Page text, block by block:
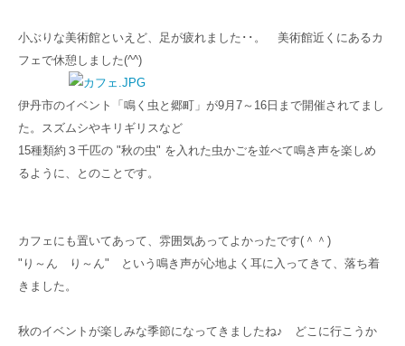
小ぶりな美術館といえど、足が疲れました･･。 美術館近くにあるカ
フェで休憩しました(^^)
伊丹市のイベント「鳴く虫と郷町」が9月7～16日まで開催されてまし
た。スズムシやキリギリスなど
15種類約３千匹の "秋の虫" を入れた虫かごを並べて鳴き声を楽しめ
るように、とのことです。
カフェにも置いてあって、雰囲気あってよかったです(＾＾)
"り～ん り～ん" という鳴き声が心地よく耳に入ってきて、落ち着
きました。
秋のイベントが楽しみな季節になってきましたね♪ どこに行こうか